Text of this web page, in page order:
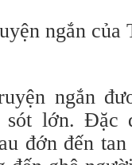
ngắn
ngắn
lớn. Đặc
đớn đến